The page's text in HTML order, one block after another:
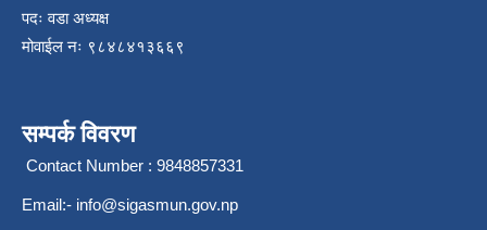
पदः वडा अध्यक्ष
मोवाईल न‌ः ९८४८४१३६६९
सम्पर्क विवरण
Contact Number : 9848857331
Email:- info@sigasmun.gov.np